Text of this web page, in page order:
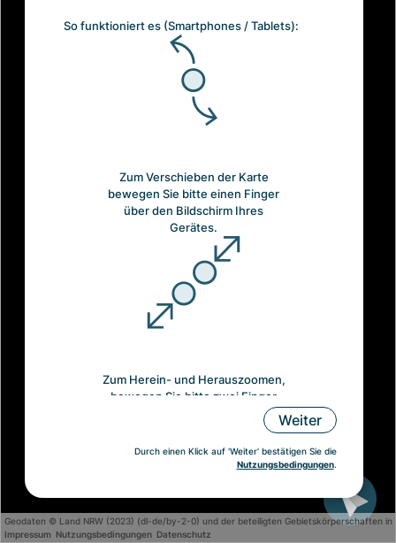
Geodaten © Land NRW (2023) (dl-de/by-2-0) und der beteiligten Gebietskörperschaften
Impressum Nutzungsbedingungen Datenschutz
So funktioniert es (Smartphones / Tablets):
Zum Verschieben der Karte
bewegen Sie bitte einen Finger
über den Bildschirm Ihres
Gerätes.
Zum Herein- und Herauszoomen,
bewegen Sie bitte zwei Finger
aufeinander zu oder voneinanderWeiter
Durch einen Klick auf 'Weiter' bestätigen Sie die
Nutzungsbedingungen.